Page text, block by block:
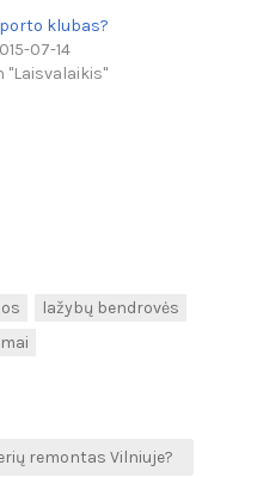
klubas?
07-14
"Laisvalaikis"
lažybų bendrovės
remontas Vilniuje?